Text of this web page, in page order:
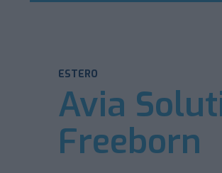
ESTERO
Avia
Freeborn